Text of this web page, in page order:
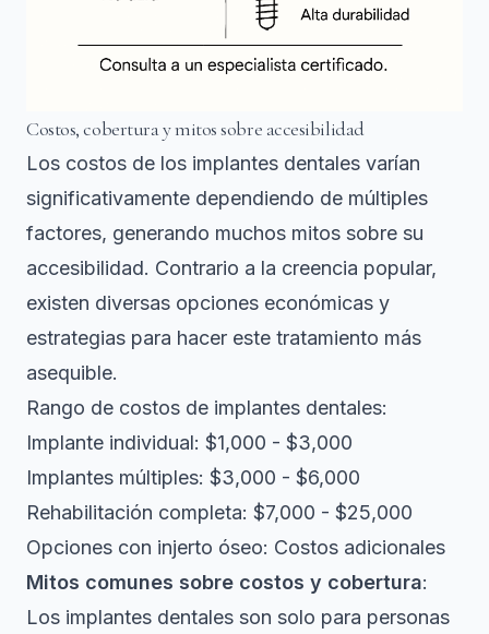
Costos, cobertura y mitos sobre accesibilidad
Los costos de los implantes dentales varían
significativamente dependiendo de múltiples
factores, generando muchos mitos sobre su
accesibilidad. Contrario a la creencia popular,
existen diversas opciones económicas y
estrategias para hacer este tratamiento más
asequible.
Rango de costos de implantes dentales:
Implante individual: $1,000 - $3,000
Implantes múltiples: $3,000 - $6,000
Rehabilitación completa: $7,000 - $25,000
Opciones con injerto óseo: Costos adicionales
Mitos comunes sobre costos y cobertura:
Los implantes dentales son solo para personas